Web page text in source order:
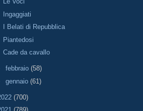
Ingaggiati
I Belati di Repubblica
Piantedosi
Cade da cavallo
febbraio (58)
gennaio (61)
(700)